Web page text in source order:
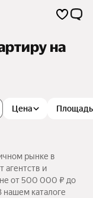
на
Цена Площадь
рынке в
агентств и
от 500 000 ₽ до
каталоге